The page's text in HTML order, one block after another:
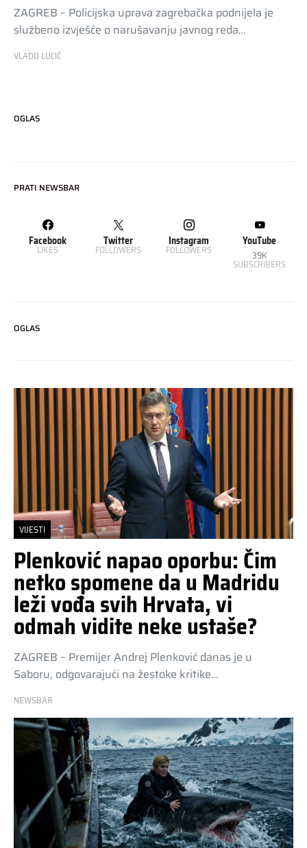
ZAGREB – Policijska uprava zagrebačka podnijela je
službeno izvješće o narušavanju javnog reda…
VLADO LUCIĆ
OGLAS
PRATI NEWSBAR
Facebook
LIKES
Twitter
FOLLOWERS
Instagram
FOLLOWERS
YouTube
39K
SUBSCRIBERS
OGLAS
VIJESTI
Plenković napao oporbu: Čim
netko spomene da u Madridu
leži vođa svih Hrvata, vi
odmah vidite neke ustaše?
ZAGREB – Premijer Andrej Plenković danas je u
Saboru, odgovarajući na žestoke kritike…
NEWSBAR